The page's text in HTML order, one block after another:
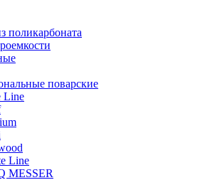
поликарбоната
поварские
Line
Line
MESSER